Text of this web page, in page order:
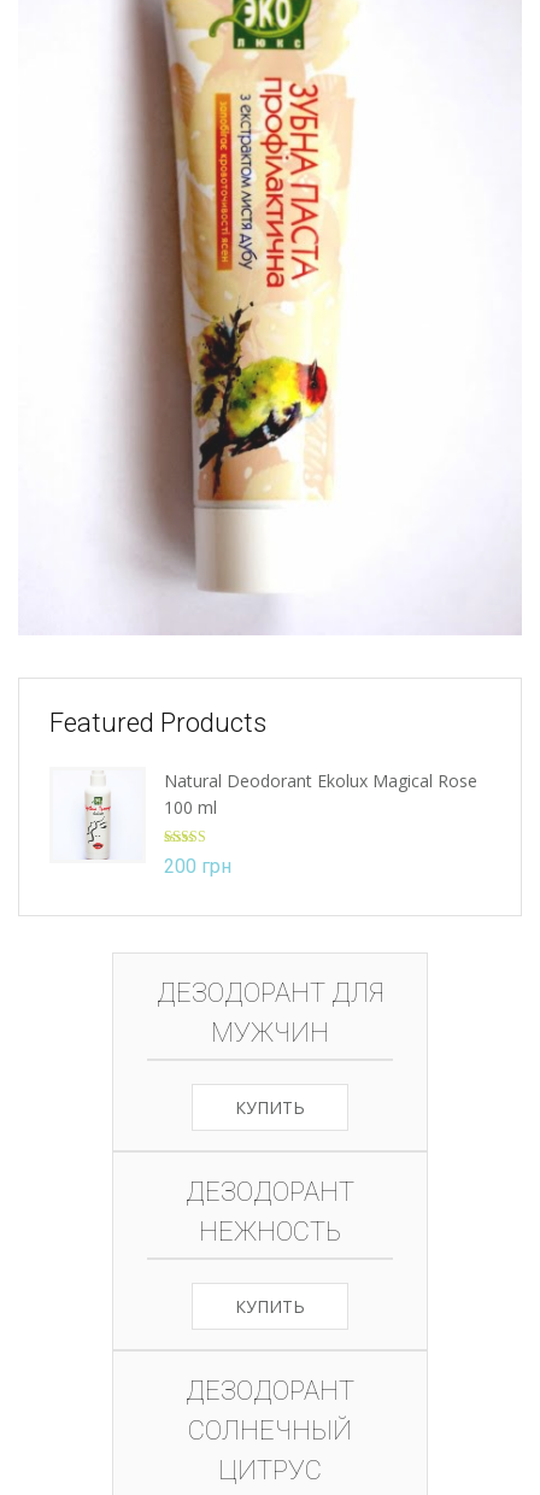
Featured Products
Natural Deodorant Ekolux Magical Rose
100 ml
Rated
out of 5
200 грн
ДЕЗОДОРАНТ ДЛЯ
МУЖЧИН
КУПИТЬ
ДЕЗОДОРАНТ
НЕЖНОСТЬ
КУПИТЬ
ДЕЗОДОРАНТ
СОЛНЕЧНЫЙ
ЦИТРУС